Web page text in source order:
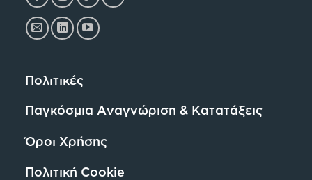
Πολιτικές
Παγκόσμια Αναγνώριση & Κατατάξεις
Όροι Χρήσης
Πολιτική Cookie